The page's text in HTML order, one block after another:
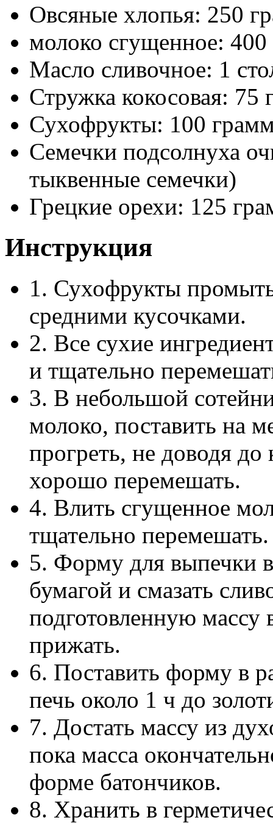
Овсяные хлопья: 250
молоко сгущенное:
Масло сливочное: 1
Стружка кокосовая: 75
Сухофрукты: 100
Семечки подсолнуха
тыквенные семечки)
Грецкие орехи: 125
Инструкция
1. Сухофрукты
средними кусочками.
2. Все сухие
и тщательно
3. В небольшой
молоко, поставить на
прогреть, не доводя
хорошо перемешать.
4. Влить сгущенное
тщательно перемешать.
5. Форму для выпечки
бумагой и смазать
подготовленную массу
прижать.
6. Поставить форму в
печь около 1 ч до
7. Достать массу из
пока масса
форме батончиков.
8. Хранить в